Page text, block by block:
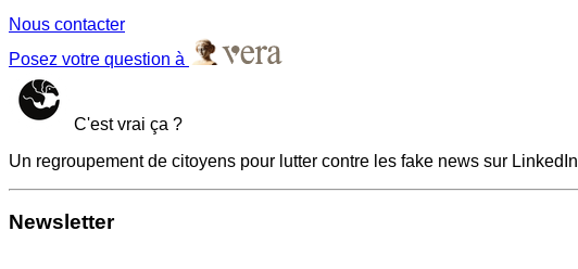
Nous contacter
Posez votre question à
C'est vrai ça ?
Un regroupement de citoyens pour lutter contre les fake news sur LinkedIn
Newsletter